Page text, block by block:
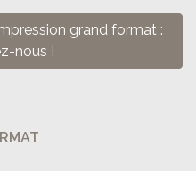
grand format :
nous !